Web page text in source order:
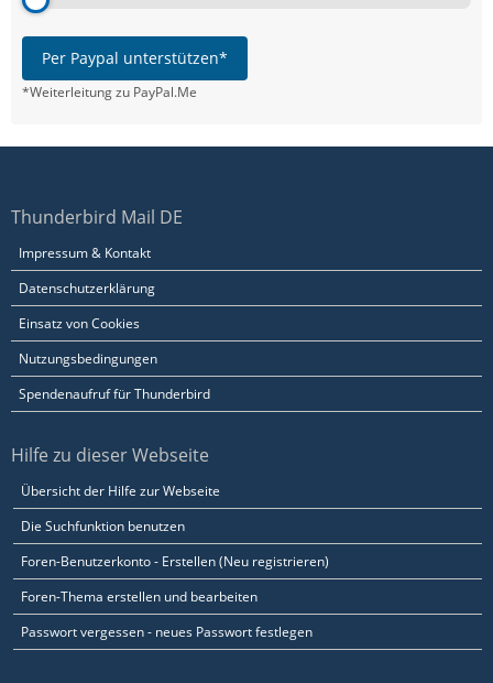
Per Paypal unterstützen*
*Weiterleitung zu PayPal.Me
Thunderbird Mail DE
Impressum & Kontakt
Datenschutzerklärung
Einsatz von Cookies
Nutzungsbedingungen
Spendenaufruf für Thunderbird
Hilfe zu dieser Webseite
Übersicht der Hilfe zur Webseite
Die Suchfunktion benutzen
Foren-Benutzerkonto - Erstellen (Neu registrieren)
Foren-Thema erstellen und bearbeiten
Passwort vergessen - neues Passwort festlegen